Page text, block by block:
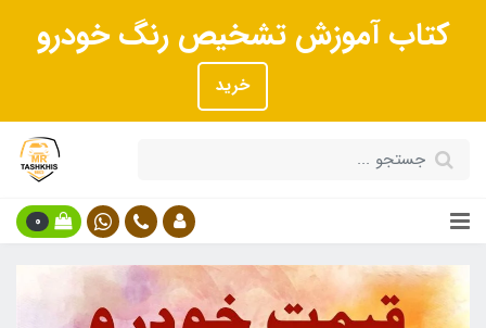
کتاب آموزش تشخیص رنگ خودرو
خرید
0